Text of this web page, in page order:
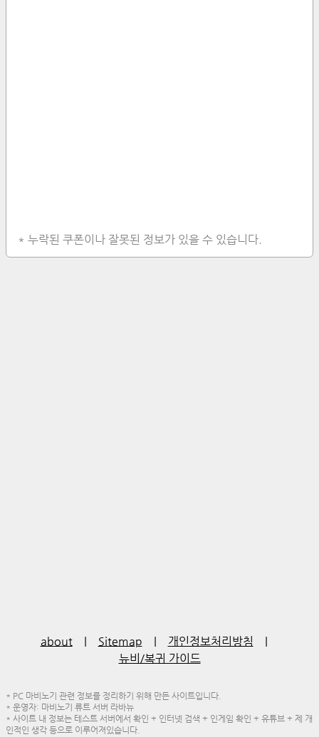
* 누락된 쿠폰이나 잘못된 정보가 있을 수 있습니다.
about | Sitemap | 개인정보처리방침
|
뉴비/복귀 가이드
* PC 마비노기 관련 정보를 정리하기 위해 만든 사이트입니다.
* 운영자: 마비노기 류트 서버 라바뉴
* 사이트 내 정보는 테스트 서버에서 확인 + 인터넷 검색 + 인게임 확인 + 유튜브 + 제 개
인적인 생각 등으로 이루어져있습니다.